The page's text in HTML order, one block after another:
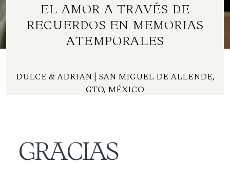
EL AMOR A TRAVÉS DE
RECUERDOS EN MEMORIAS
ATEMPORALES
DULCE & ADRIAN| SAN MIGUEL DE ALLENDE,
GTO, MÉXICO
GRACIAS